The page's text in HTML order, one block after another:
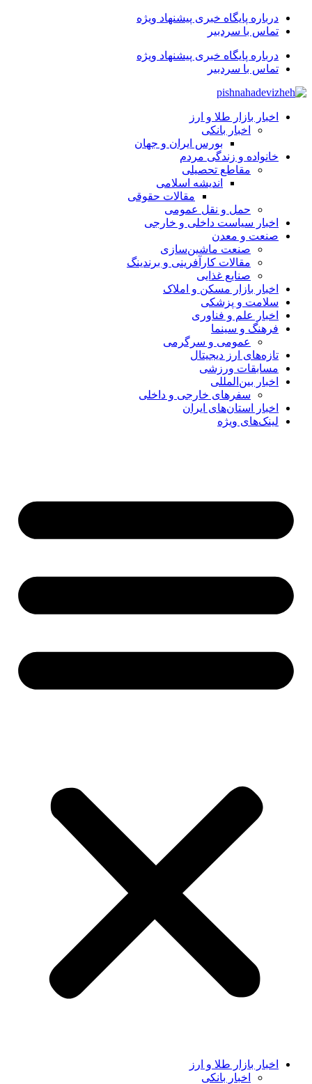
درباره پایگاه خبری پیشنهاد ویژه
تماس با سردبیر
درباره پایگاه خبری پیشنهاد ویژه
تماس با سردبیر
اخبار بازار طلا و ارز
اخبار بانکی
بورس ایران و جهان
خانواده و زندگی مردم
مقاطع تحصیلی
اندیشه اسلامی
مقالات حقوقی
حمل و نقل عمومی
اخبار سیاست داخلی و خارجی
صنعت و معدن
صنعت ماشین‌سازی
مقالات کارآفرینی و برندینگ
صنایع غذایی
اخبار بازار مسکن و املاک
سلامت و پزشکی
اخبار علم و فناوری
فرهنگ و سینما
عمومی و سرگرمی
تازه‌های ارز دیجیتال
مسابقات ورزشی
اخبار بین‌المللی
سفرهای خارجی و داخلی
اخبار استان‌های ایران
لینک‌های ویژه
اخبار بازار طلا و ارز
اخبار بانکی